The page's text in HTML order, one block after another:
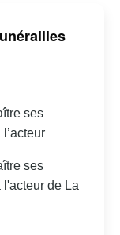
ses
ses
de La